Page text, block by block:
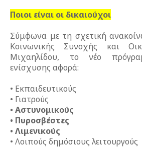
Ποιοι είναι οι δικαιούχοι
Σύμφωνα με τη σχετική
Κοινωνικής Συνοχής και
Μιχαηλίδου, το νέο
ενίσχυσης αφορά:
• Εκπαιδευτικούς
• Γιατρούς
• Αστυνομικούς
• Πυροσβέστες
• Λιμενικούς
• Λοιπούς δημόσιους λειτουργούς